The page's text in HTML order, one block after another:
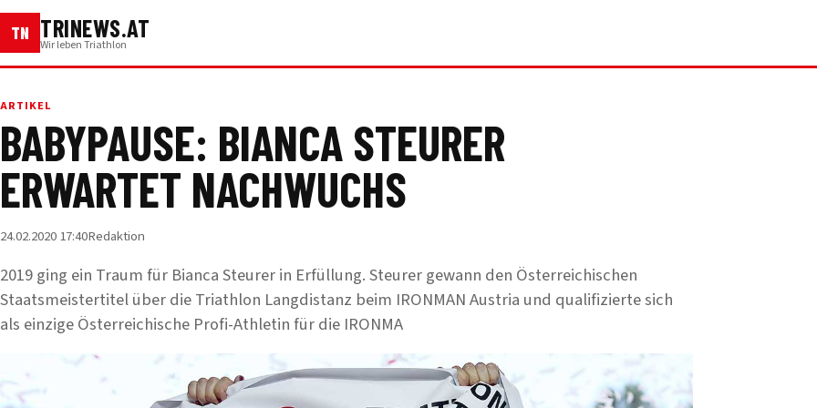
TN TRINEWS.AT
Wir leben Triathlon
ARTIKEL
BABYPAUSE: BIANCA STEURER
ERWARTET NACHWUCHS
24.02.2020 17:40Redaktion
2019 ging ein Traum für Bianca Steurer in Erfüllung. Steurer gewann den Österreichischen
Staatsmeistertitel über die Triathlon Langdistanz beim IRONMAN Austria und qualifizierte sich
als einzige Österreichische Profi-Athletin für die IRONMA